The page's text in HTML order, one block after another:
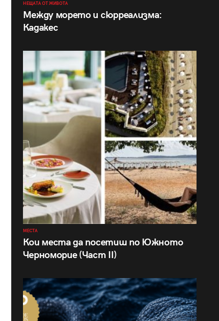
НЕЩАТА ОТ ЖИВОТА
Между морето и сюрреализма:
Кадакес
МЕСТА
Кои места да посетиш по Южното
Черноморие (Част II)